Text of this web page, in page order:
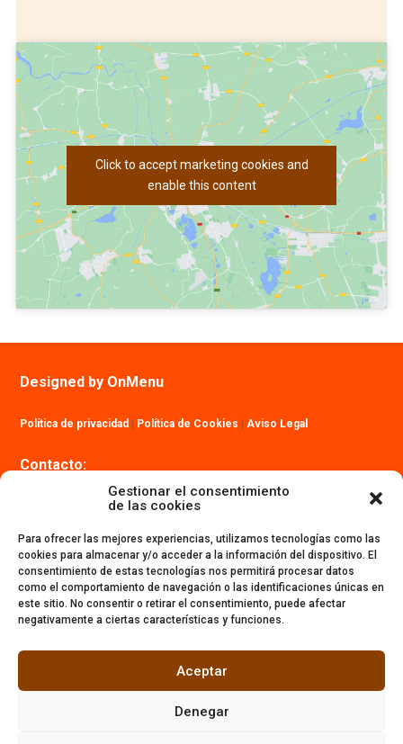
Gestionar el consentimiento
de las cookies
Para ofrecer las mejores experiencias, utilizamos tecnologías como las
cookies para almacenar y/o acceder a la información del dispositivo. El
consentimiento de estas tecnologías nos permitirá procesar datos
como el comportamiento de navegación o las identificaciones únicas en
este sitio. No consentir o retirar el consentimiento, puede afectar
negativamente a ciertas características y funciones.
Aceptar
Denegar
Click to accept marketing cookies and
enable this content
Designed by OnMenu
Política de privacidad Política de Cookies |Aviso Legal
Contacto: